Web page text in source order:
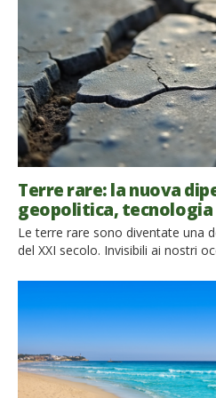
mercati storici, botteghe
Terre rare: la nuova
geopolitica, tecnologia
Le terre rare sono diventate una
del XXI secolo. Invisibili ai nostri
artificiale, auto elettriche, turbine
avanzati. Oggi sono al centro di
intreccia geopolitica, tecnologia
dietro questa […]